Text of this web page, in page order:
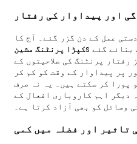
اور پیداوار کی رفتار
عمل کے دن گزر گئے۔ آج کا
کپڑا پرنٹنگ مشینs رفتار اور کارکردگی کے لیے بنائے گئے
رفتار پرنٹنگ کی صلاحیتوں کے
پر پیداوار کے وقت کو کم کر
پورا کر سکتے ہیں۔ یہ نہ صرف
دیگر اہم کاروباری افعال کے
وسائل کو بھی آزاد کرتا ہے۔
تاثیر اور فضلہ میں کمی